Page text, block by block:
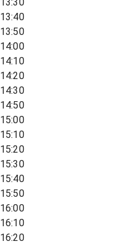
13:40
13:50
14:00
14:10
14:20
14:30
14:50
15:00
15:10
15:20
15:30
15:40
15:50
16:00
16:10
16:20